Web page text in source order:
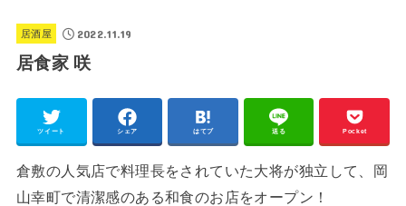
居酒屋 2022.11.19
居食家 咲
ツイート シェア はてブ 送る Pocket
倉敷の人気店で料理長をされていた大将が独立して、岡
山幸町で清潔感のある和食のお店をオープン！